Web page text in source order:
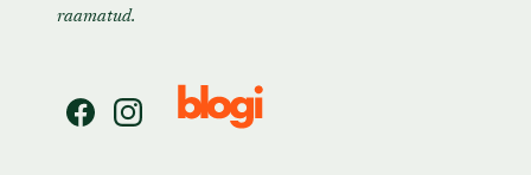
raamatud.